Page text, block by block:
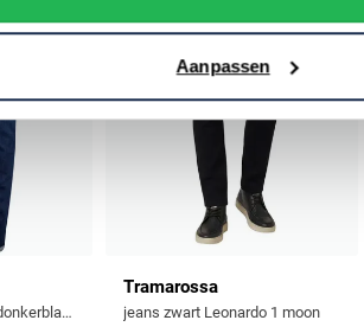
Aanpassen
Jeans Michelangelo donkerblauw normale fit
Tramarossa
jeans zwart Leonardo 1 moon